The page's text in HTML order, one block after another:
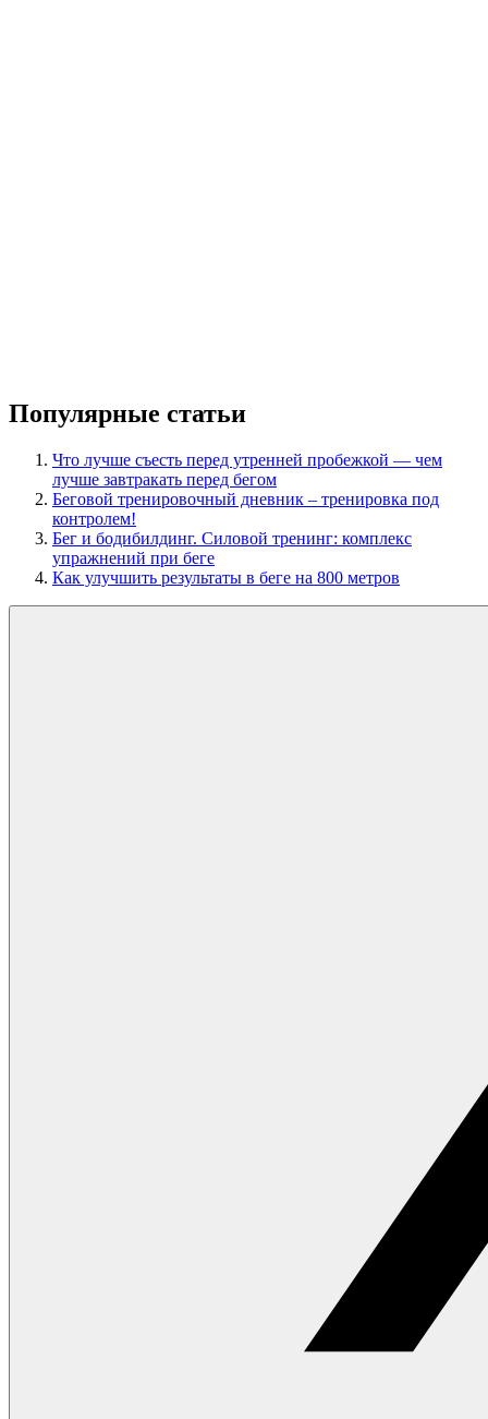
Популярные статьи
Что лучше съесть перед утренней пробежкой — чем
лучше завтракать перед бегом
Беговой тренировочный дневник – тренировка под
контролем!
Бег и бодибилдинг. Силовой тренинг: комплекс
упражнений при беге
Как улучшить результаты в беге на 800 метров